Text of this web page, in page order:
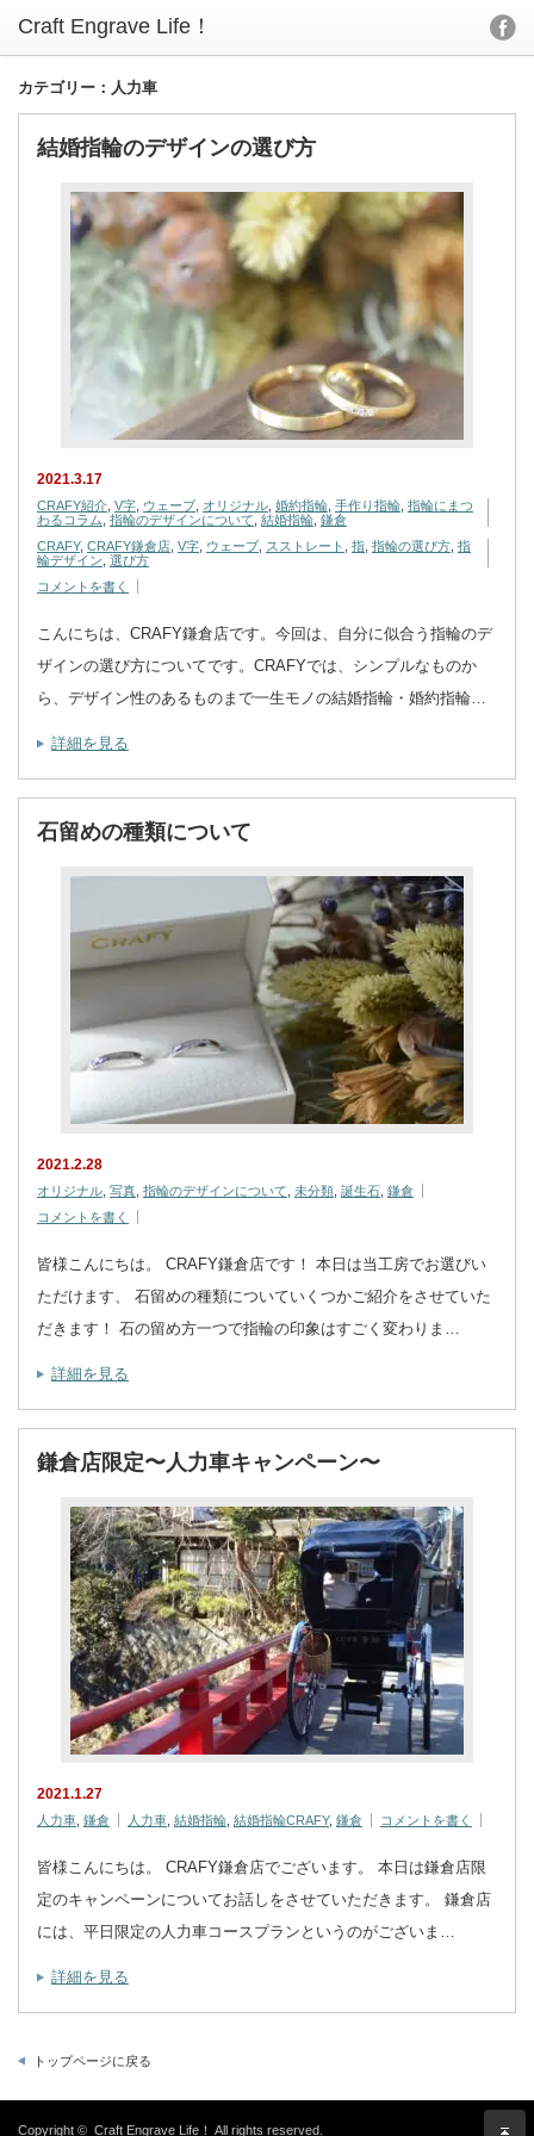
カテゴリー：人力車
結婚指輪のデザインの選び方
2021.3.17
CRAFY紹介, V字, ウェーブ, オリジナル, 婚約指輪, 手作り指輪, 指輪にまつ
わるコラム, 指輪のデザインについて, 結婚指輪, 鎌倉
CRAFY, CRAFY鎌倉店, V字, ウェーブ, スストレート , 指, 指輪の選び方, 指
輪デザイン, 選び方
コメントを書く
こんにちは、CRAFY鎌倉店です。今回は、自分に似合う指輪のデ
ザインの選び方についてです。CRAFYでは、シンプルなものか
ら、デザイン性のあるものまで一生モノの結婚指輪・婚約指輪…
詳細を見る
石留めの種類について
2021.2.28
オリジナル 写真 指輪のデザインについて 未分類 誕生石 鎌倉
コメントを書く
皆様こんにちは。 CRAFY鎌倉店です！ 本日は当工房でお選びい
ただけます、 石留めの種類についていくつかご紹介をさせていた
だきます！ 石の留め方一つで指輪の印象はすごく変わりま…
詳細を見る
鎌倉店限定〜人力車キャンペーン〜
2021.1.27
人力車 鎌倉 人力車 結婚指輪 結婚指輪CRAFY, 鎌倉 コメントを書く
皆様こんにちは。 CRAFY鎌倉店でございます。 本日は鎌倉店限
定のキャンペーンについてお話しをさせていただきます。 鎌倉店
には、平日限定の人力車コースプランというのがございま…
詳細を見る
トップページに戻る
Copyright © Craft Engrave Life！ All rights reserved.